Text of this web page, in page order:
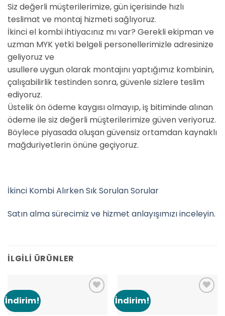
Siz değerli müşterilerimize, gün içerisinde hızlı
teslimat ve montaj hizmeti sağlıyoruz.
İkinci el kombi ihtiyacınız mı var? Gerekli ekipman ve
uzman MYK yetki belgeli personellerimizle adresinize
geliyoruz ve
usullere uygun olarak montajını yaptığımız kombinin,
çalışabilirlik testinden sonra, güvenle sizlere teslim
ediyoruz.
Üstelik ön ödeme kaygısı olmayıp, iş bitiminde alınan
ödeme ile siz değerli müşterilerimize güven veriyoruz.
Böylece piyasada oluşan güvensiz ortamdan kaynaklı
mağduriyetlerin önüne geçiyoruz.
İkinci Kombi Alırken Sık Sorulan Sorular
Satın alma sürecimiz ve hizmet anlayışımızı inceleyin.
İLGILI ÜRÜNLER
İndirim! İndirim!